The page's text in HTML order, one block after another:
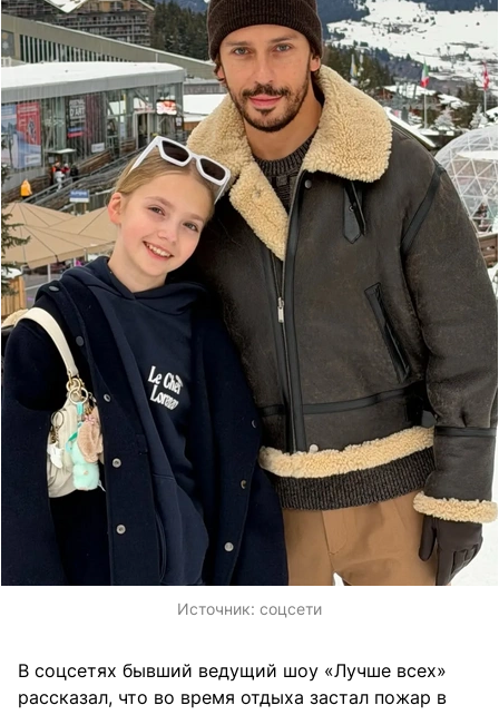
Источник: соцсети
В соцсетях бывший ведущий шоу «Лучше всех»
рассказал, что во время отдыха застал пожар в